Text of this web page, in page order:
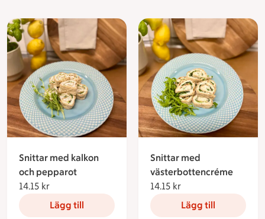
Snittar med kalkon
och pepparot
14.15 kr
Lägg till
Snittar med
västerbottencréme
14.15 kr
Lägg till